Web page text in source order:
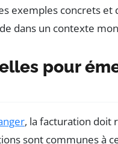
exemples concrets et
dans un contexte
pour
, la facturation doit
sont communes à